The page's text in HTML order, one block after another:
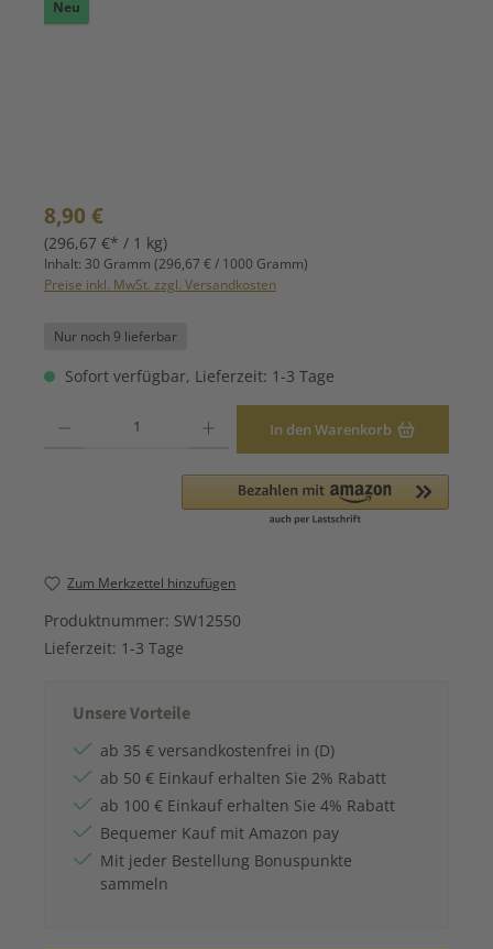
Neu
Regulärer Preis:
8,90 €
(296,67 €* / 1 kg)
Inhalt: 30 Gramm (296,67 € / 1000 Gramm)
Preise inkl. MwSt. zzgl. Versandkosten
Nur noch 9 lieferbar
Sofort verfügbar, Lieferzeit: 1-3 Tage
In den Warenkorb
Zum Merkzettel hinzufügen
Produktnummer: SW12550
Lieferzeit: 1-3 Tage
Unsere Vorteile
ab 35 € versandkostenfrei in (D)
ab 50 € Einkauf erhalten Sie 2% Rabatt
ab 100 € Einkauf erhalten Sie 4% Rabatt
Bequemer Kauf mit Amazon pay
Mit jeder Bestellung Bonuspunkte
sammeln